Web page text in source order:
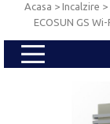
Acasa > Incalzire >
ECOSUN GS Wi-